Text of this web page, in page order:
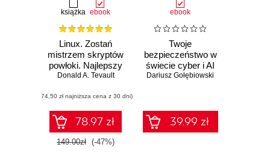
książka ebook
Linux. Zostań
mistrzem skryptów
powłoki. Najlepszy
przewodnik, z
zoptymalizujesz,
zautomatyzujesz i
usprawnisz każde
zadanie
Donald A. Tevault
(74,50 zł najniższa cena z 30 dni)
78.97 zł
149.00zł (-47%)
ebook
Twoje
bezpieczeństwo w
świecie cyber i AI
2026 Część 3
Dariusz Gołębiowski
39.99 zł